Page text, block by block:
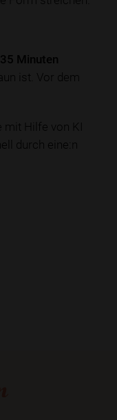
35 Minuten
ist. Vor dem
Hilfe von KI
durch eine:n